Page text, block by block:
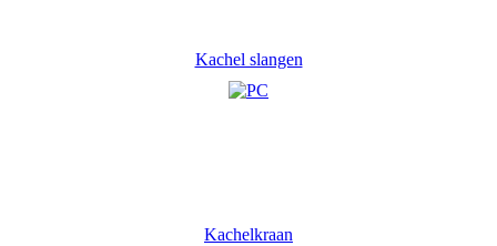
Kachel slangen
Kachelkraan